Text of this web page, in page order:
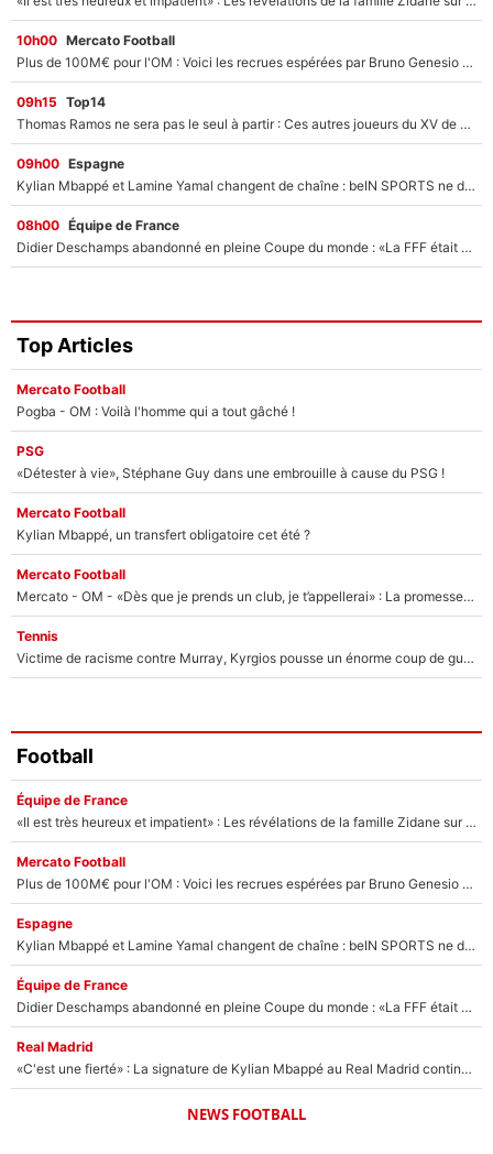
10h00 Mercato Football
Plus de 100M€ pour l'OM : Voici les recrues espérées par Bruno Genesio et Grégory Lorenzi après l’opération dégraissage
09h15 Top14
Thomas Ramos ne sera pas le seul à partir : Ces autres joueurs du XV de France pourraient aussi quitter le Stade Toulousain, un club de Top 14 est déjà sur les rangs
09h00 Espagne
Kylian Mbappé et Lamine Yamal changent de chaîne : beIN SPORTS ne digère pas cette décision historique et prédit un fiasco pour la Liga
08h00 Équipe de France
Didier Deschamps abandonné en pleine Coupe du monde : «La FFF était déjà passée à Zinedine Zidane»
Top Articles
Mercato Football
Pogba - OM : Voilà l'homme qui a tout gâché !
PSG
«Détester à vie», Stéphane Guy dans une embrouille à cause du PSG !
Mercato Football
Kylian Mbappé, un transfert obligatoire cet été ?
Mercato Football
Mercato - OM - «Dès que je prends un club, je t’appellerai» : La promesse de Marcelino au moment de claquer la porte
Tennis
Victime de racisme contre Murray, Kyrgios pousse un énorme coup de gueule !
Football
Équipe de France
«Il est très heureux et impatient» : Les révélations de la famille Zidane sur sa prise de pouvoir en équipe de France !
Mercato Football
Plus de 100M€ pour l'OM : Voici les recrues espérées par Bruno Genesio et Grégory Lorenzi après l’opération dégraissage
Espagne
Kylian Mbappé et Lamine Yamal changent de chaîne : beIN SPORTS ne digère pas cette décision historique et prédit un fiasco pour la Liga
Équipe de France
Didier Deschamps abandonné en pleine Coupe du monde : «La FFF était déjà passée à Zinedine Zidane»
Real Madrid
«C'est une fierté» : La signature de Kylian Mbappé au Real Madrid continue de régaler l'Espagne
NEWS FOOTBALL